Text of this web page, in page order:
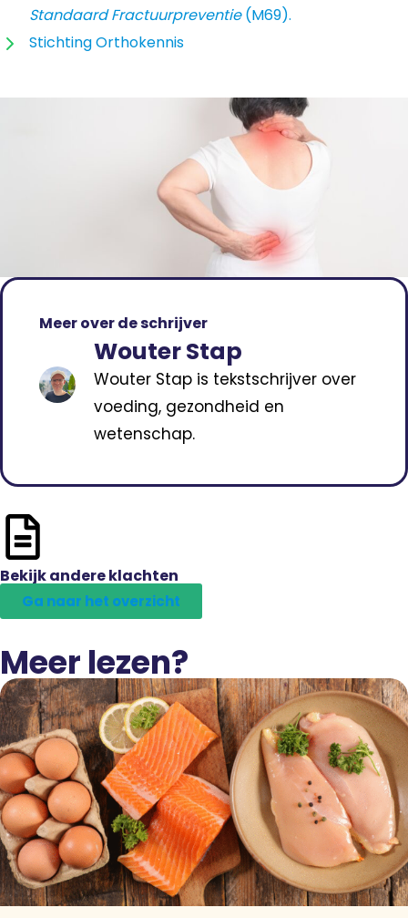
Standaard Fractuurpreventie(M69).
Stichting Orthokennis
Meer over de schrijver
Wouter Stap
Wouter Stap is tekstschrijver over
voeding, gezondheid en
wetenschap.
Bekijk andere klachten
Ga naar het overzicht
Meer lezen?